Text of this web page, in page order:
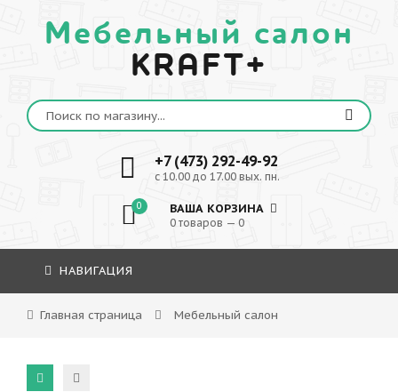
Мебельный салон
KRAFT+
+7 (473) 292-49-92
с 10.00 до 17.00 вых. пн.
0 ВАША КОРЗИНА
0 товаров — 0
НАВИГАЦИЯ
Главная страница Мебельный салон